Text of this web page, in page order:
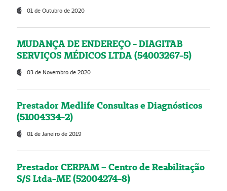
01 de Outubro de 2020
MUDANÇA DE ENDEREÇO - DIAGITAB
SERVIÇOS MÉDICOS LTDA (54003267-5)
03 de Novembro de 2020
Prestador Medlife Consultas e Diagnósticos
(51004334-2)
01 de Janeiro de 2019
Prestador CERPAM – Centro de Reabilitação
S/S Ltda-ME (52004274-8)